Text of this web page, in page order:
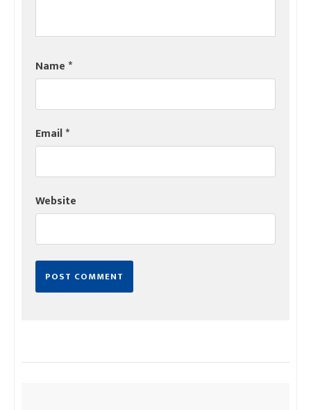
Name*
Email*
Website